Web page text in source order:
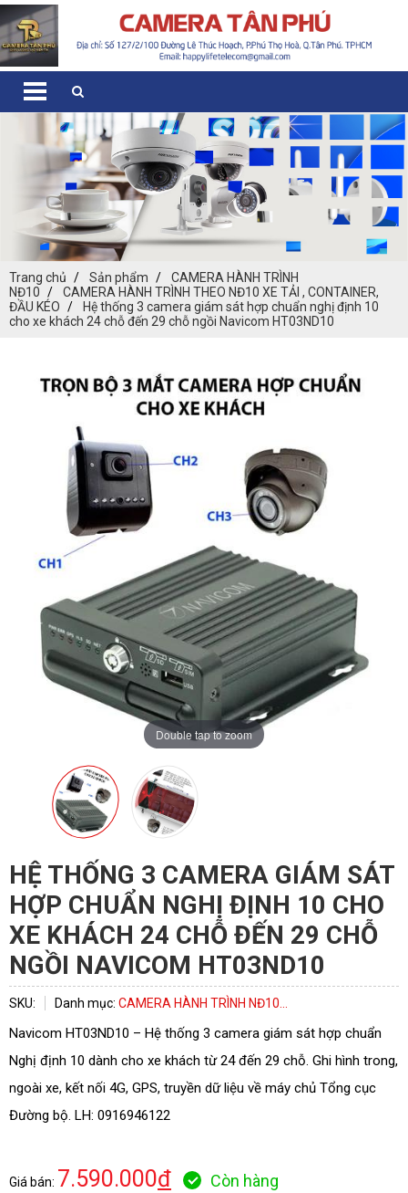
Trang chủ Sản phẩm
CAMERA HÀNH TRÌNH
NĐ10
CAMERA HÀNH TRÌNH THEO NĐ10 XE TẢI , CONTAINER,
ĐẦU KÉO
Hệ thống 3 camera giám sát hợp chuẩn nghị định 10
cho xe khách 24 chỗ đến 29 chỗ ngồi Navicom HT03ND10
Double tap to zoom
HỆ THỐNG 3 CAMERA GIÁM SÁT
HỢP CHUẨN NGHỊ ĐỊNH 10 CHO
XE KHÁCH 24 CHỖ ĐẾN 29 CHỖ
NGỒI NAVICOM HT03ND10
SKU: Danh mục: CAMERA HÀNH TRÌNH NĐ10...
Navicom HT03ND10 – Hệ thống 3 camera giám sát hợp chuẩn
Nghị định 10 dành cho xe khách từ 24 đến 29 chỗ. Ghi hình trong,
ngoài xe, kết nối 4G, GPS, truyền dữ liệu về máy chủ Tổng cục
Đường bộ. LH: 0916946122
Giá bán: 7.590.000đ Còn hàng
ĐĂNG KÝ TƯ VẤN